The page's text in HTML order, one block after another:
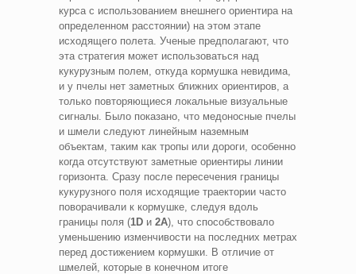
курса с использованием внешнего ориентира на
определенном расстоянии) на этом этапе
исходящего полета. Ученые предполагают, что
эта стратегия может использоваться над
кукурузным полем, откуда кормушка невидима,
и у пчелы нет заметных ближних ориентиров, а
только повторяющиеся локальные визуальные
сигналы. Было показано, что медоносные пчелы
и шмели следуют линейным наземным
объектам, таким как тропы или дороги, особенно
когда отсутствуют заметные ориентиры линии
горизонта. Сразу после пересечения границы
кукурузного поля исходящие траектории часто
поворачивали к кормушке, следуя вдоль
границы поля (1D и 2A), что способствовало
уменьшению изменчивости на последних метрах
перед достижением кормушки. В отличие от
шмелей, которые в конечном итоге